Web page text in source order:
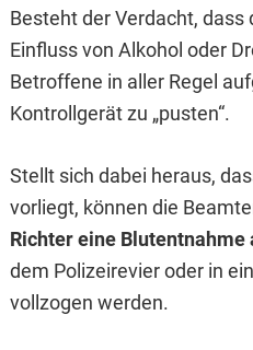
Besteht der Verdacht, dass
Einfluss von Alkohol oder
Betroffene in aller Regel
Kontrollgerät zu „pusten“.
Stellt sich dabei heraus,
vorliegt, können die
Richter eine Blutentnahme
dem Polizeirevier oder in
vollzogen werden.